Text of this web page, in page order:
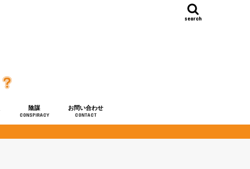
search
陰謀
CONSPIRACY
お問い合わせ
CONTACT